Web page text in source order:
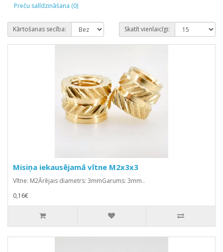
Preču salīdzināšana (0)
Kārtošanas secība: Skatīt vienlaicīgi:
Misiņa iekausējamā vītne M2x3x3
Vītne: M2Ārējais diametrs: 3mmGarums: 3mm..
0,16€